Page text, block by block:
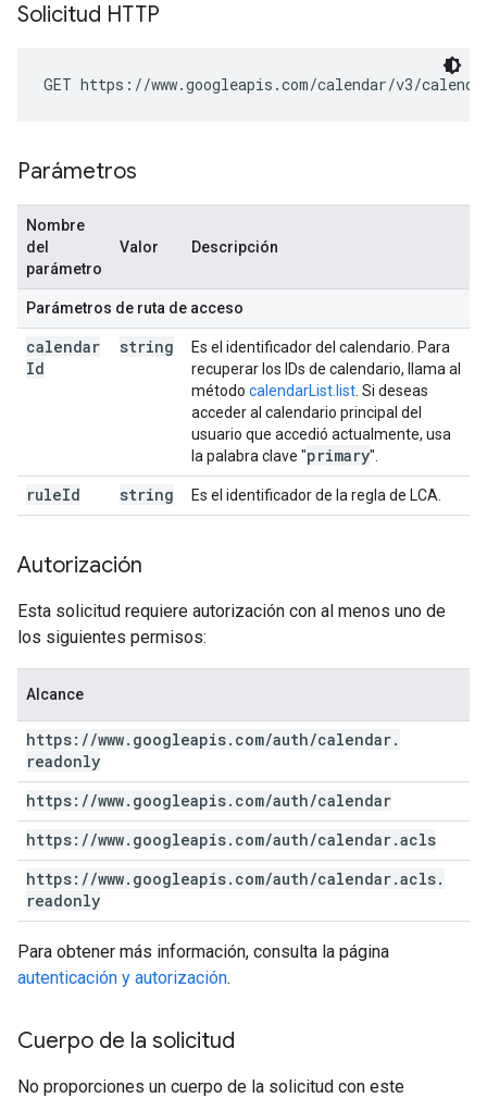
Solicitud HTTP
GET https://www.googleapis.com/calendar/v3/
Parámetros
Nombre
del
parámetro
Valor Descripción
Parámetros de ruta de acceso
calendar
Id
string
Es el identificador del calendario. Para
recuperar los IDs de calendario, llama al
método calendarList.list . Si deseas
acceder al calendario principal del
usuario que accedió actualmente, usa
la palabra clave "primary".
ruleId string Es el identificador de la regla de LCA.
Autorización
Esta solicitud requiere autorización con al menos uno de
los siguientes permisos:
Alcance
https: //www. googleapis. com/auth/calendar.
readonly
https: //www. googleapis. com/auth/calendar
https: //www. googleapis. com/auth/calendar.acls
https: //www. googleapis. com/auth/calendar.acls.
readonly
Para obtener más información, consulta la página
autenticación y autorización.
Cuerpo de la solicitud
No proporciones un cuerpo de la solicitud con este